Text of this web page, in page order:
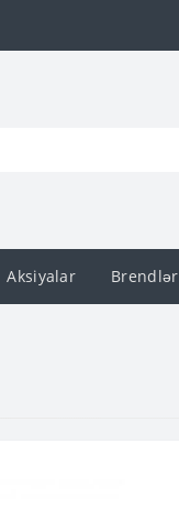
Aksiyalar Brendlər